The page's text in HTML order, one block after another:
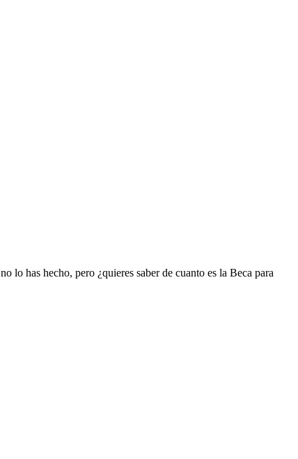
lo has hecho, pero ¿quieres saber de cuanto es la Beca para